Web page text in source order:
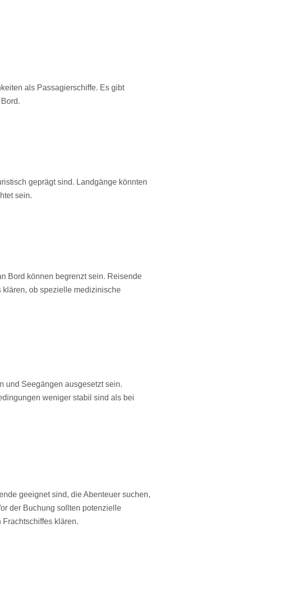
als Passagierschiffe. Es gibt
geprägt sind. Landgänge könnten
sein.
Bord können begrenzt sein. Reisende
ob spezielle medizinische
und Seegängen ausgesetzt sein.
weniger stabil sind als bei
geeignet sind, die Abenteuer suchen,
der Buchung sollten potenzielle
klären.